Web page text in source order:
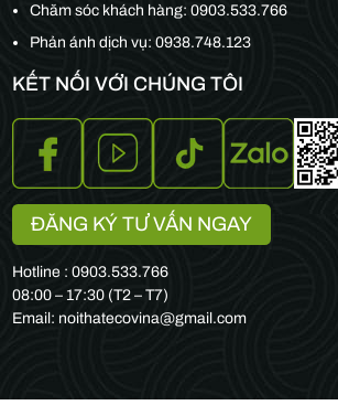
Chăm sóc khách hàng:0903.533.766
Phản ánh dịch vụ: 0938.748.123
KẾT NỐI VỚI CHÚNG TÔI
ĐĂNG KÝ TƯ VẤN NGAY
Hotline : 0903.533.766
08:00 – 17:30 (T2 – T7)
Email: noithatecovina@gmail.com